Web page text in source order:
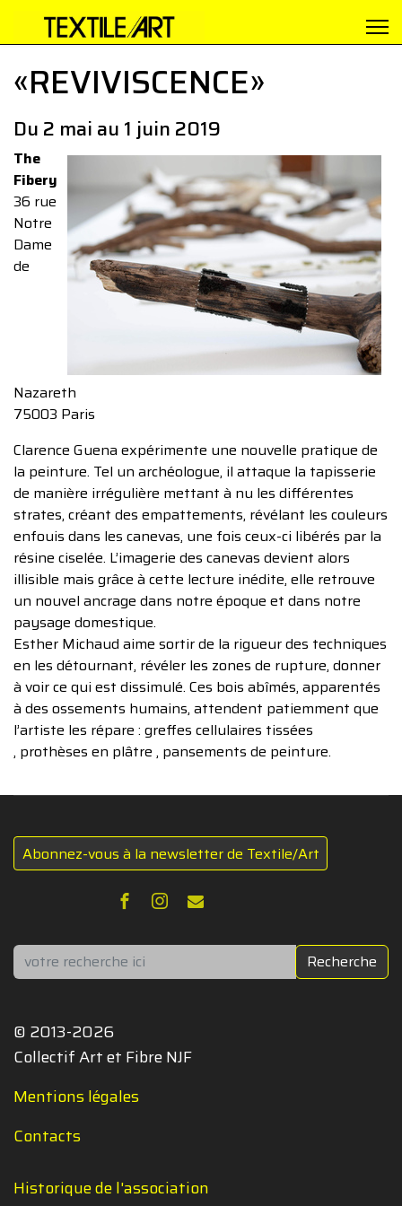
«REVIVISCENCE»
Du 2 mai au 1 juin 2019
The
Fibery
36 rue
Notre
Dame
de
Nazareth
75003 Paris
Clarence Guena expérimente une nouvelle pratique de
la peinture. Tel un archéologue, il attaque la tapisserie
de manière irrégulière mettant à nu les différentes
strates, créant des empattements, révélant les couleurs
enfouis dans les canevas, une fois ceux-ci libérés par la
résine ciselée. L’imagerie des canevas devient alors
illisible mais grâce à cette lecture inédite, elle retrouve
un nouvel ancrage dans notre époque et dans notre
paysage domestique.
Esther Michaud aime sortir de la rigueur des techniques
en les détournant, révéler les zones de rupture, donner
à voir ce qui est dissimulé. Ces bois abîmés, apparentés
à des ossements humains, attendent patiemment que
l’artiste les répare : greffes cellulaires tissées
, prothèses en plâtre , pansements de peinture.
Abonnez-vous à la newsletter de Textile/Art
Rechercher Recherche
© 2013-2026
Collectif Art et Fibre NJF
Mentions légales
Contacts
Historique de l'association